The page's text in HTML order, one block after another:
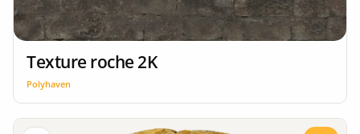
Texture roche 2K
Polyhaven